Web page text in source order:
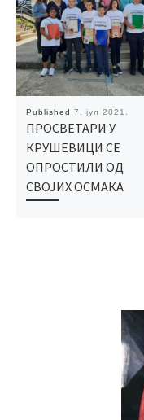
Published 7. јул 2021.
ПРОСВЕТАРИ У
КРУШЕВИЦИ СЕ
ОПРОСТИЛИ ОД
СВОЈИХ ОСМАКА